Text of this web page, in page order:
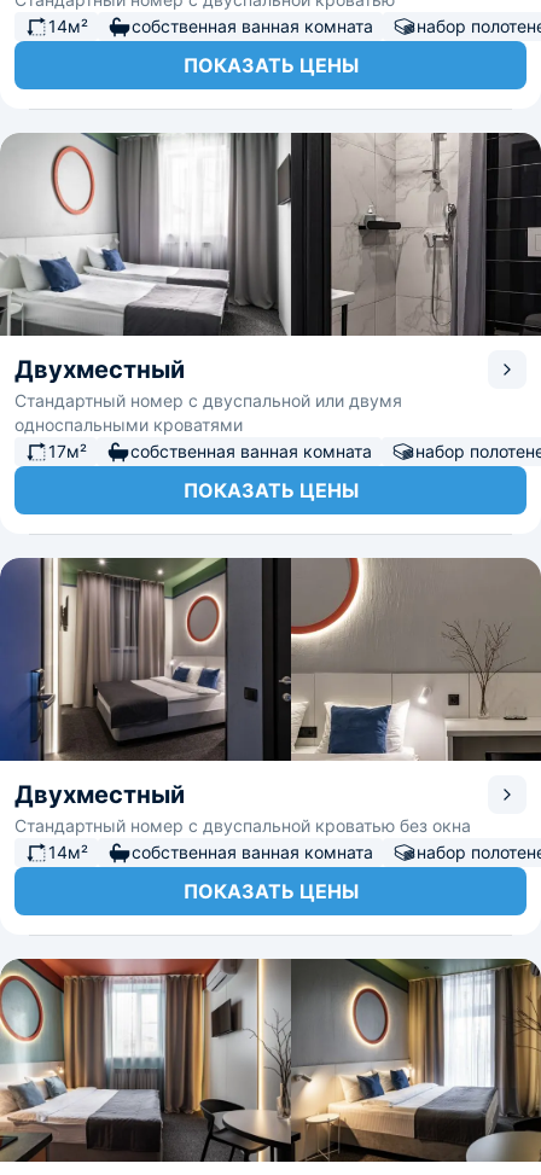
14м²
собственная ванная комната набор
ПОКАЗАТЬ ЦЕНЫ
Двухместный
Стандартный номер с двуспальной или двумя
односпальными кроватями
17м²
собственная ванная комната набор
ПОКАЗАТЬ ЦЕНЫ
Двухместный
Стандартный номер с двуспальной кроватью без окна
14м²
собственная ванная комната набор
ПОКАЗАТЬ ЦЕНЫ